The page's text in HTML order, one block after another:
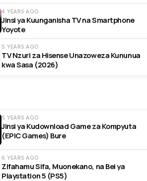
4 YEARS AGO
Jinsi ya Kuunganisha TV na Smartphone
Yoyote
5 YEARS AGO
TV Nzuri za Hisense Unazoweza Kununua
kwa Sasa (2026)
5 YEARS AGO
Jinsi ya Kudownload Game za Kompyuta
(EPIC Games) Bure
6 YEARS AGO
Zifahamu Sifa, Muonekano, na Bei ya
Playstation 5 (PS5)